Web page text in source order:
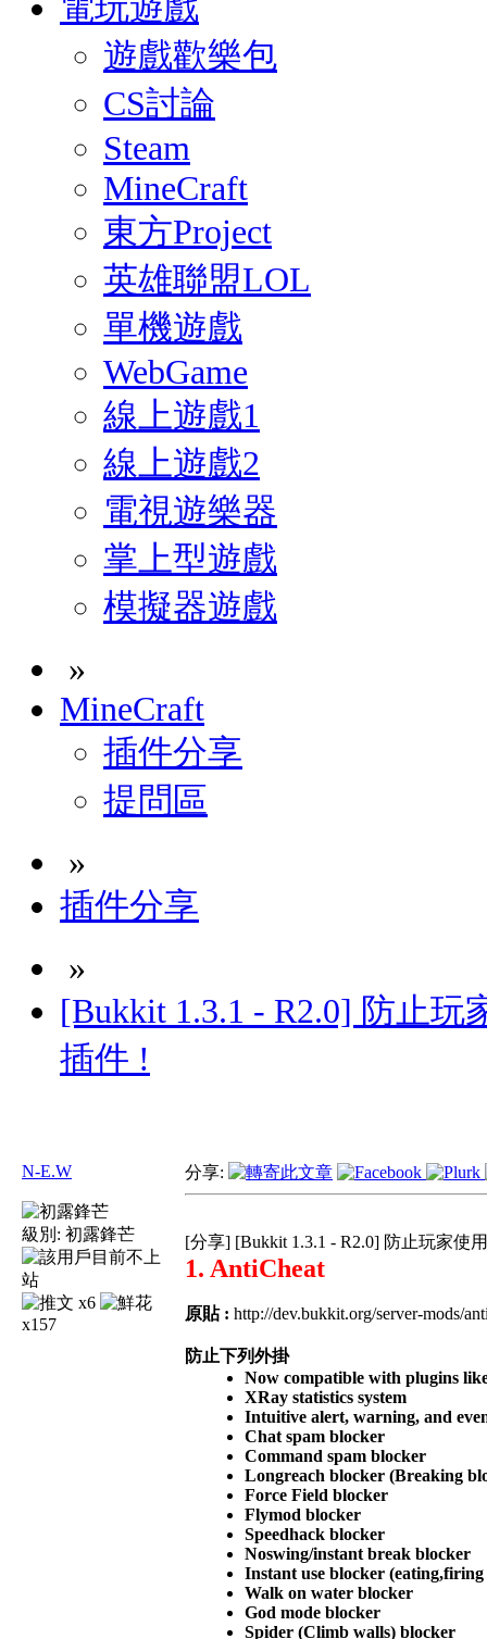
遊戲歡樂包
CS討論
Steam
MineCraft
東方Project
英雄聯盟LOL
單機遊戲
WebGame
線上遊戲1
線上遊戲2
電視遊樂器
掌上型遊戲
模擬器遊戲
»
MineCraft
插件分享
提問區
»
插件分享
»
[Bukkit 1.3.1 - R2.0] 防止玩
插件 !
N-E.W
級別: 初露鋒芒
x6
x157
分享:
[分享] [Bukkit 1.3.1 - R2.0] 防止玩家使
1. AntiCheat
原貼 : http://dev.bukkit.org/server-mods/
防止下列外掛
Now compatible with plugins
XRay statistics system
Intuitive alert, warning, and
Chat spam blocker
Command spam blocker
Longreach blocker (Breaking
Force Field blocker
Flymod blocker
Speedhack blocker
Noswing/instant break blocker
Instant use blocker (eating,firing
Walk on water blocker
God mode blocker
Spider (Climb walls) blocker